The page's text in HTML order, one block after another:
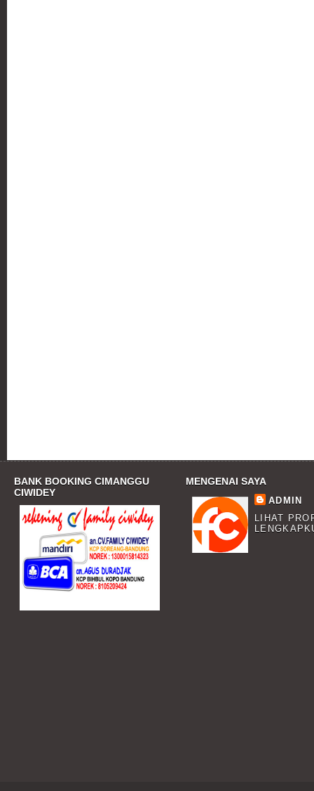
BANK BOOKING CIMANGGU
CIWIDEY
MENGENAI SAYA
ADMIN
LIHAT